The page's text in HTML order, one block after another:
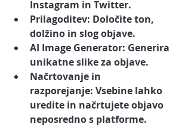
Instagram in Twitter.
Prilagoditev: Določite ton,
dolžino in slog objave.
AI Image Generator: Generira
unikatne slike za objave.
Načrtovanje in
razporejanje: Vsebine lahko
uredite in načrtujete objavo
neposredno s platforme.